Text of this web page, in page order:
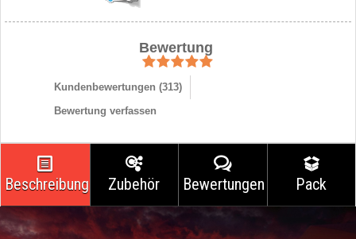
Bewertung
Kundenbewertungen (313)
Bewertung verfassen
Beschreibung Zubehör Bewertungen Pack